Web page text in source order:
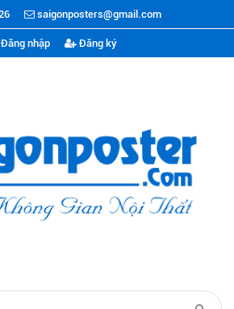
saigonposters@gmail.com
nhập Đăng ký